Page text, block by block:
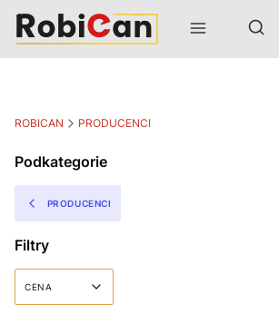
Menu Szukaj
ROBICAN PRODUCENCI
Podkategorie
PRODUCENCI
Filtry
CENA